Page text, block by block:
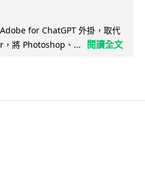
for ChatGPT 外掛，取代
將 Photoshop、...
閱讀全文